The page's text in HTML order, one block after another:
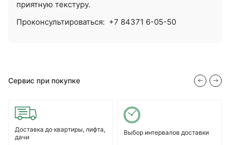
приятную текстуру.
Проконсультироваться: +7 84371 6-05-50
Сервис при покупке
Доставка до квартиры, лифта,
дачи
Выбор интервалов доставки